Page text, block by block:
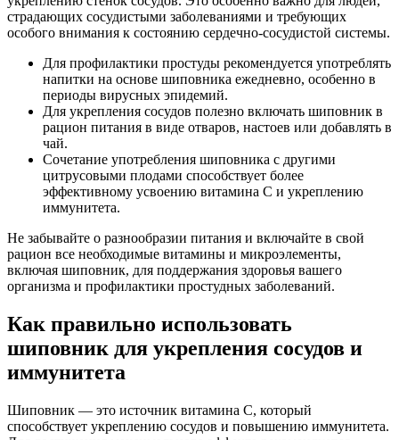
страдающих сосудистыми заболеваниями и требующих
особого внимания к состоянию сердечно-сосудистой системы.
Для профилактики простуды рекомендуется употреблять
напитки на основе шиповника ежедневно, особенно в
периоды вирусных эпидемий.
Для укрепления сосудов полезно включать шиповник в
рацион питания в виде отваров, настоев или добавлять в
чай.
Сочетание употребления шиповника с другими
цитрусовыми плодами способствует более
эффективному усвоению витамина С и укреплению
иммунитета.
Не забывайте о разнообразии питания и включайте в свой
рацион все необходимые витамины и микроэлементы,
включая шиповник, для поддержания здоровья вашего
организма и профилактики простудных заболеваний.
Как правильно использовать
шиповник для укрепления сосудов и
иммунитета
Шиповник — это источник витамина С, который
способствует укреплению сосудов и повышению иммунитета.